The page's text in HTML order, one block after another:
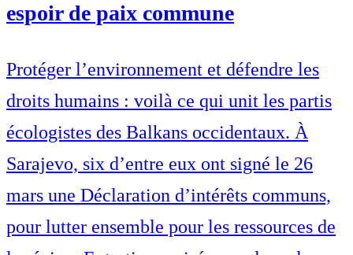
espoir de paix commune
Protéger l’environnement et défendre les
droits humains : voilà ce qui unit les partis
écologistes des Balkans occidentaux. À
Sarajevo, six d’entre eux ont signé le 26
mars une Déclaration d’intérêts communs,
pour lutter ensemble pour les ressources de